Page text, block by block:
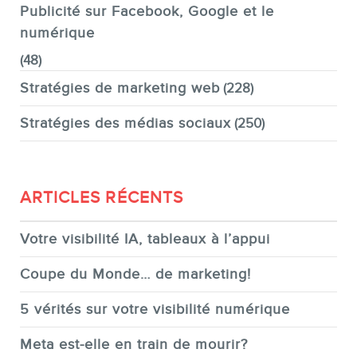
Publicité sur Facebook, Google et le
numérique
(48)
Stratégies de marketing web (228)
Stratégies des médias sociaux (250)
ARTICLES RÉCENTS
Votre visibilité IA, tableaux à l’appui
Coupe du Monde… de marketing!
5 vérités sur votre visibilité numérique
Meta est-elle en train de mourir?